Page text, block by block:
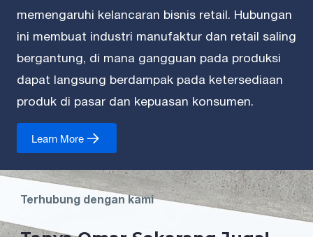
memengaruhi kelancaran bisnis retail. Hubungan
ini membuat industri manufaktur dan retail saling
bergantung, di mana gangguan pada produksi
dapat langsung berdampak pada ketersediaan
produk di pasar dan kepuasan konsumen.
Learn More
Terhubung dengan kami